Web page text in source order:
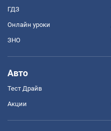
ГДЗ
Онлайн уроки
ЗНО
Авто
Тест Драйв
Акции